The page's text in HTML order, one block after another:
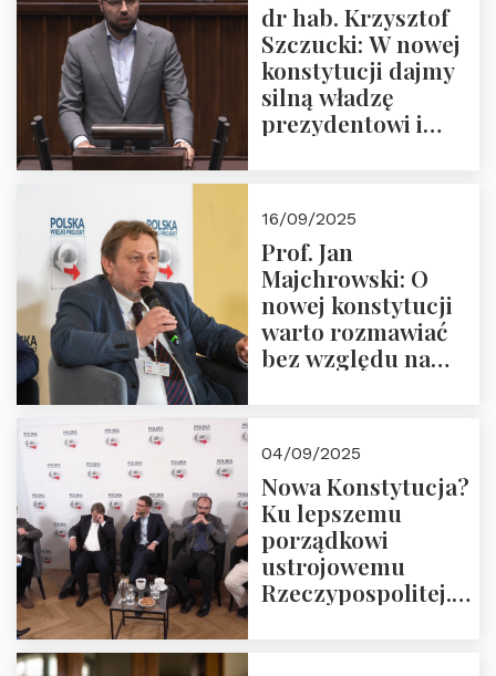
dr hab. Krzysztof
Szczucki: W nowej
konstytucji dajmy
silną władzę
prezydentowi i
16/09/2025
Prof. Jan
Majchrowski: O
nowej konstytucji
warto rozmawiać
bez względu na
04/09/2025
Nowa Konstytucja?
Ku lepszemu
porządkowi
ustrojowemu
Rzeczypospolitej.